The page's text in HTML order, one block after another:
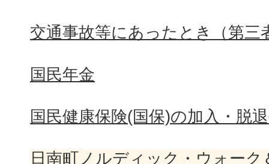
交通事故等にあったとき（第三
国民年金
国民健康保険(国保)の加入・脱
日南町ノルディック・ウォーク